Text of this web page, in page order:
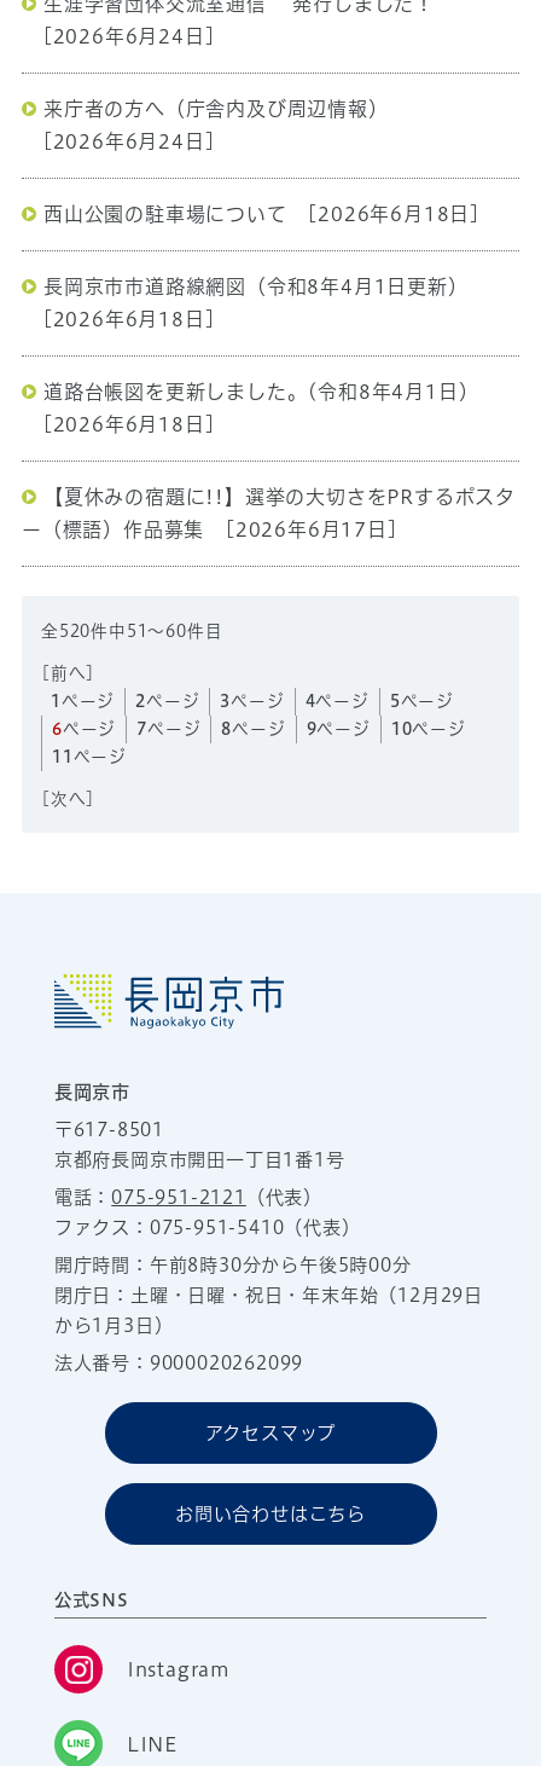
[2026年6月24日]
来庁者の方へ（庁舎内及び周辺情報）
[2026年6月24日]
西山公園の駐車場について [2026年6月18日]
長岡京市市道路線網図（令和8年4月1日更新）
[2026年6月18日]
道路台帳図を更新しました。(令和8年4月1日）
[2026年6月18日]
【夏休みの宿題に!!】選挙の大切さをPRするポスタ
ー（標語）作品募集
[2026年6月17日]
全520件中51～60件目
前へ
1 ページ 2 ページ 3 ページ 4ページ 5ページ
6ページ 7ページ 8ページ 9ページ 10ページ
11 ページ
次へ
長岡京市
〒617-8501
京都府長岡京市開田一丁目1番1号
電話：075-951-2121
（代表）
ファクス：075-951-5410（代表）
開庁時間：午前8時30分から午後5時00分
閉庁日：土曜・日曜・祝日・年末年始（12月29日
から1月3日）
法人番号：9000020262099
アクセスマップ
お問い合わせはこちら
公式SNS
Instagram
LINE